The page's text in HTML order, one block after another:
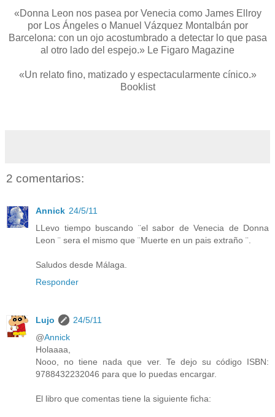
«Donna Leon nos pasea por Venecia como James Ellroy
por Los Ángeles o Manuel Vázquez Montalbán por
Barcelona: con un ojo acostumbrado a detectar lo que pasa
al otro lado del espejo.» Le Figaro Magazine
«Un relato fino, matizado y espectacularmente cínico.»
Booklist
2 comentarios:
Annick 24/5/11
LLevo tiempo buscando ¨el sabor de Venecia de Donna
Leon ¨ sera el mismo que ¨Muerte en un pais extraño ¨.
Saludos desde Málaga.
Responder
Lujo
24/5/11
@Annick
Holaaaa,
Nooo, no tiene nada que ver. Te dejo su código ISBN:
9788432232046 para que lo puedas encargar.
El libro que comentas tiene la siguiente ficha: